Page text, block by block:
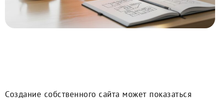
Создание собственного сайта может показаться